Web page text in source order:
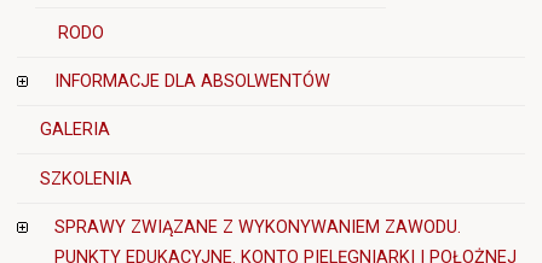
RODO
INFORMACJE DLA ABSOLWENTÓW
GALERIA
SZKOLENIA
SPRAWY ZWIĄZANE Z WYKONYWANIEM ZAWODU.
PUNKTY EDUKACYJNE. KONTO PIELĘGNIARKI I POŁOŻNEJ